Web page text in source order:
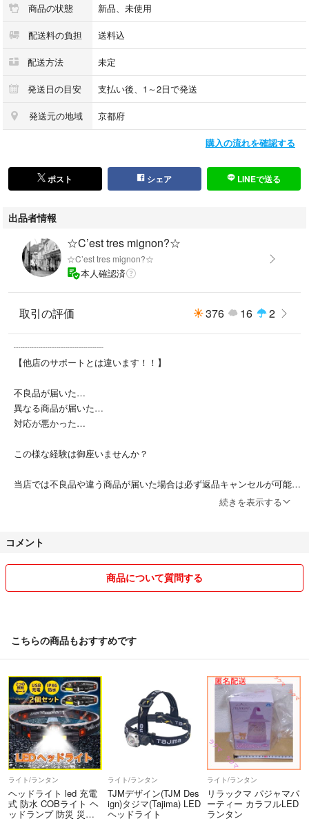
飾ライトとしてお勧めします。
【適用場所】室内/室外で大活躍！寝室、居間、バルコニー、庭、パティ
オ、テント、日よけ、ホテルなどの雰囲気のムードデコレーションに最適
です。もクリスマス、ハロウィン、パーティー、誕生日、結婚式などの装
飾ライトとしてお勧めします。
4e01B0CNXHB5DJ8a33
不良品や異なる商品が届いた場合は5日以内にお知らせください。返品交
換またはキャンセルをお受けさせていただきます。
誤って購入された場合は発送前にお知らせくださいませ。
商品の状態 新品、未使用
配送料の負担 送料込
配送方法 未定
発送日の目安 支払い後、1～2日で発送
発送元の地域 京都府
購入の流れを確認する
ポスト シェア LINEで送る
出品者情報
☆C’est tres mignon?☆
☆C’est tres mignon?☆
本人確認済
取引の評価 376 16 2
┈┈┈┈┈┈┈┈┈┈
【他店のサポートとは違います！！】
不良品が届いた…
異なる商品が届いた…
対応が悪かった…
この様な経験は御座いませんか？
当店では不良品や違う商品が届いた場合は必ず返品キャンセルが可能で
以上の取引実績が御座います。
お客様には安心してお取引して頂けるよう、その道のプロスタッフがご
対応させて頂きます。
そのためお値引のご相談は御遠慮頂けますと幸いです(人件費ギリギリ
ここまでご覧頂き有難う御座います。
ご縁がある際には、どうぞ宜しくお願い致します。
続きを表示する
コメント
商品について質問する
こちらの商品もおすすめです
ライト/ランタン
ヘッドライト led 充電
式 防水 COBライト ヘ
ッドランプ 防災 災
ライト/ランタン
TJMデザイン(TJM Des
ign)タジマ(Tajima) LED
ヘッドライト
ライト/ランタン
リラックマ パジャマパ
ーティー カラフルLED
ランタン